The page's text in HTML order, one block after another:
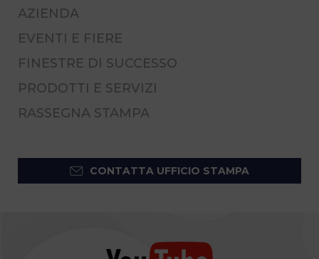
AZIENDA
EVENTI E FIERE
FINESTRE DI SUCCESSO
PRODOTTI E SERVIZI
RASSEGNA STAMPA
CONTATTA UFFICIO STAMPA